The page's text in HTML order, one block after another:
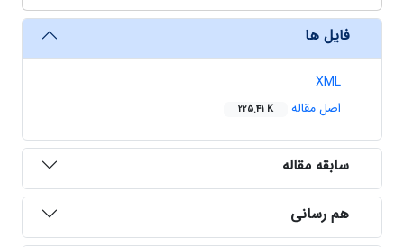
فایل ها
XML
اصل مقاله
225.41 K
سابقه مقاله
هم رسانی